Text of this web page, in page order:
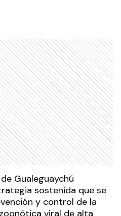
Gualeguaychú
sostenida que se
y control de la
viral de alta